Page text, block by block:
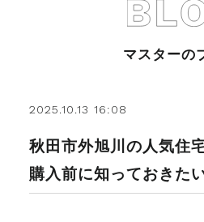
アンドエムが選ばれる理由
不動産のお悩み解決
マスターの
2025.10.13 16:08
秋田市外旭川の人気住
購入前に知っておきた